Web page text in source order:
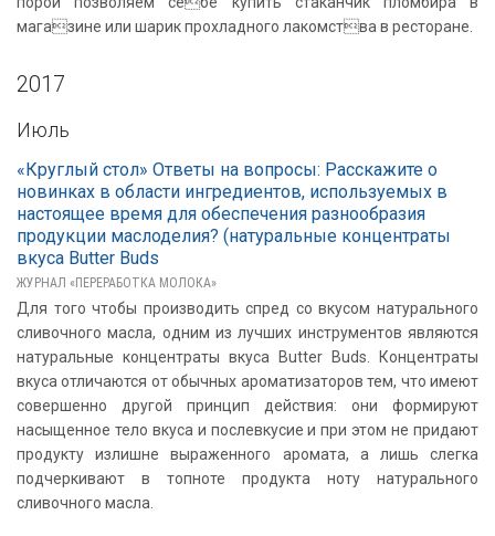
магазине или шарик прохладного лакомства в ресторане.
2017
Июль
«Круглый стол» Ответы на вопросы: Расскажите о
новинках в области ингредиентов, используемых в
настоящее время для обеспечения разнообразия
продукции маслоделия? (натуральные концентраты
вкуса Butter Buds
ЖУРНАЛ «ПЕРЕРАБОТКА МОЛОКА»
Для того чтобы производить спред со вкусом натурального
сливочного масла, одним из лучших инструментов являются
натуральные концентраты вкуса Butter Buds. Концентраты
вкуса отличаются от обычных ароматизаторов тем, что имеют
совершенно другой принцип действия: они формируют
насыщенное тело вкуса и послевкусие и при этом не придают
продукту излишне выраженного аромата, а лишь слегка
подчеркивают в топноте продукта ноту натурального
сливочного масла.